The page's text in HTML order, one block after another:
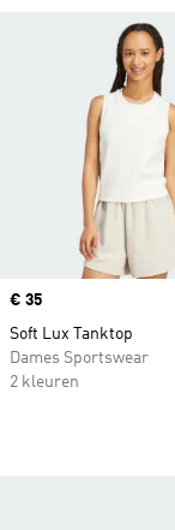
Price
€ 35
Soft Lux Tanktop
Dames Sportswear
2 kleuren